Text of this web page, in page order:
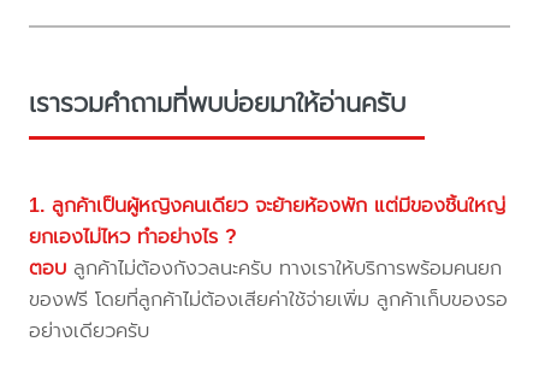
เรารวมคำถามที่พบบ่อยมาให้อ่านครับ
1. ลูกค้าเป็นผู้หญิงคนเดียว จะย้ายห้องพัก แต่มีของชิ้นใหญ่
ยกเองไม่ไหว ทำอย่างไร ?
ตอบ ลูกค้าไม่ต้องกังวลนะครับ ทางเราให้บริการพร้อมคนยก
ของฟรี โดยที่ลูกค้าไม่ต้องเสียค่าใช้จ่ายเพิ่ม ลูกค้าเก็บของรอ
อย่างเดียวครับ